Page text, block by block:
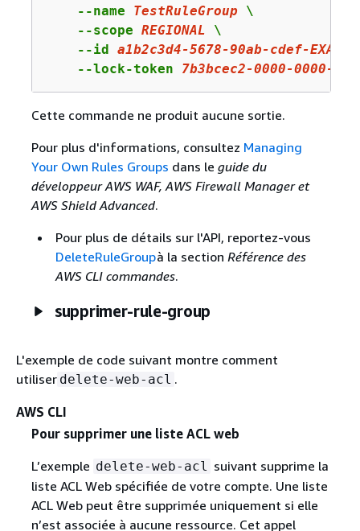
    --name
TestRuleGroup \
    --scope
REGIONAL \
    --id
a1b2c3d4-5678-90ab-cdef-
    --lock-token
7b3bcec2-0000-0000-
Cette commande ne produit aucune sortie.
Pour plus d'informations, consultez Managing
Your Own Rules Groups dans le guide du
développeur AWS WAF, AWS Firewall Manager et
AWS Shield Advanced.
Pour plus de détails sur l'API, reportez-vous
DeleteRuleGroupà la section Référence des
AWS CLI commandes.
supprimer-rule-group
L'exemple de code suivant montre comment
utiliser delete-web-acl .
AWS CLI
Pour supprimer une liste ACL web
L’exemple delete-web-acl suivant supprime la
liste ACL Web spécifiée de votre compte. Une liste
ACL Web peut être supprimée uniquement si elle
n’est associée à aucune ressource. Cet appel